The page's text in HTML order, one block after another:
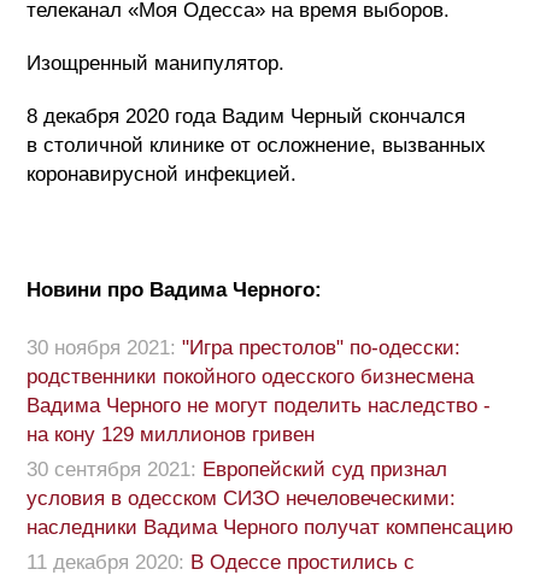
телеканал «Моя Одесса» на время выборов.
Изощренный манипулятор.
8 декабря 2020 года Вадим Черный скончался
в столичной клинике от осложнение, вызванных
коронавирусной инфекцией.
Новини про Вадима Черного:
30 ноября 2021: "Игра престолов" по-одесски:
родственники покойного одесского бизнесмена
Вадима Черного не могут поделить наследство -
на кону 129 миллионов гривен
30 сентября 2021: Европейский суд признал
условия в одесском СИЗО нечеловеческими:
наследники Вадима Черного получат компенсацию
11 декабря 2020: В Одессе простились с